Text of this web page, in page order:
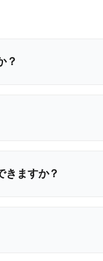
？
きますか？